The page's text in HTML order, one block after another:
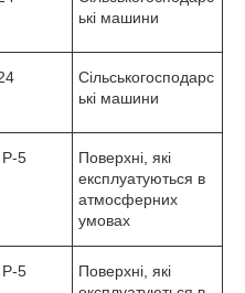
ькі машини
Сільськогосподарс
ькі машини
5
Поверхні, які
експлуатуються в
атмосферних
умовах
5
Поверхні, які